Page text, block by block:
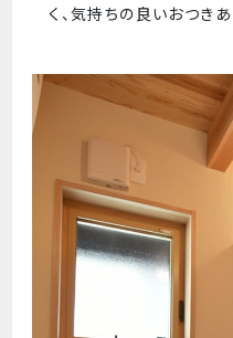
く、気持ちの良いおつき